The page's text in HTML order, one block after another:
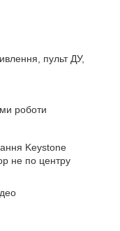
пульт ДУ,
роботи
Keystone
не по центру